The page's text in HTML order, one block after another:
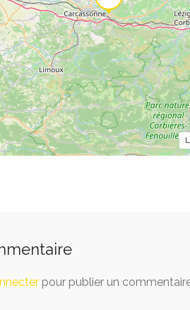
pour publier un